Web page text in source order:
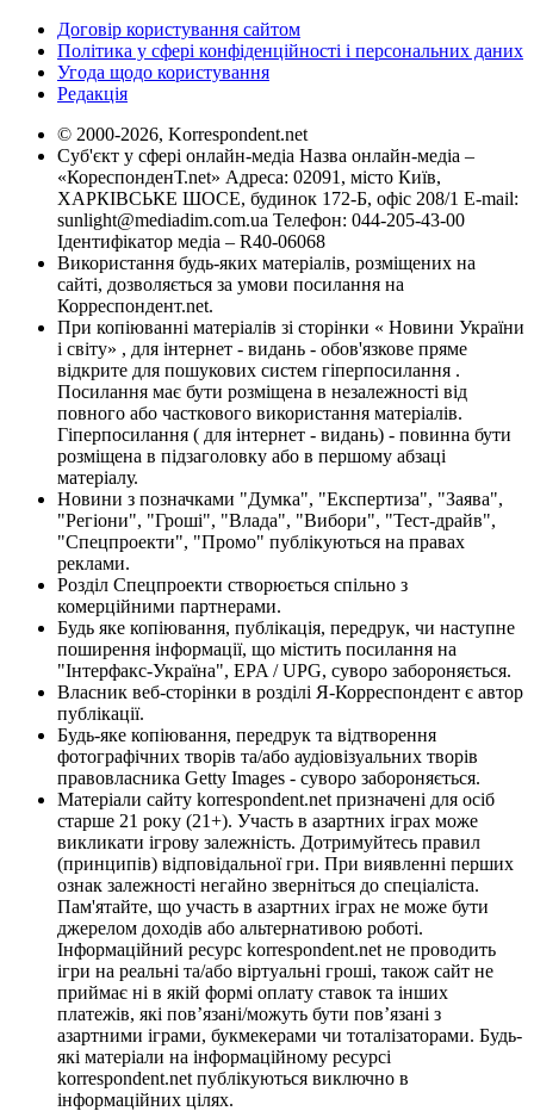
Договір користування сайтом
Політика у сфері конфіденційності і персональних даних
Угода щодо користування
Редакція
© 2000-2026, Korrespondent.net
Суб'єкт у сфері онлайн-медіа Назва онлайн-медіа –
«КореспонденТ.net» Адреса: 02091, місто Київ,
ХАРКІВСЬКЕ ШОСЕ, будинок 172-Б, офіс 208/1 E-mail:
sunlight@mediadim.com.ua Телефон: 044-205-43-00
Ідентифікатор медіа – R40-06068
Використання будь-яких матеріалів, розміщених на
сайті, дозволяється за умови посилання на
Корреспондент.net.
При копіюванні матеріалів зі сторінки « Новини України
і світу» , для інтернет - видань - обов'язкове пряме
відкрите для пошукових систем гіперпосилання .
Посилання має бути розміщена в незалежності від
повного або часткового використання матеріалів.
Гіперпосилання ( для інтернет - видань) - повинна бути
розміщена в підзаголовку або в першому абзаці
матеріалу.
Новини з позначками "Думка", "Експертиза", "Заява",
"Регіони", "Гроші", "Влада", "Вибори", "Тест-драйв",
"Спецпроекти", "Промо" публікуються на правах
реклами.
Розділ Спецпроекти створюється спільно з
комерційними партнерами.
Будь яке копіювання, публікація, передрук, чи наступне
поширення інформації, що містить посилання на
"Інтерфакс-Україна", EPA / UPG, суворо забороняється.
Власник веб-сторінки в розділі Я-Корреспондент є автор
публікації.
Будь-яке копіювання, передрук та відтворення
фотографічних творів та/або аудіовізуальних творів
правовласника Getty Images - суворо забороняється.
Матеріали сайту korrespondent.net призначені для осіб
старше 21 року (21+). Участь в азартних іграх може
викликати ігрову залежність. Дотримуйтесь правил
(принципів) відповідальної гри. При виявленні перших
ознак залежності негайно зверніться до спеціаліста.
Пам'ятайте, що участь в азартних іграх не може бути
джерелом доходів або альтернативою роботі.
Інформаційний ресурс korrespondent.net не проводить
ігри на реальні та/або віртуальні гроші, також сайт не
приймає ні в якій формі оплату ставок та інших
платежів, які пов’язані/можуть бути пов’язані з
азартними іграми, букмекерами чи тоталізаторами. Будь-
які матеріали на інформаційному ресурсі
korrespondent.net публікуються виключно в
інформаційних цілях.